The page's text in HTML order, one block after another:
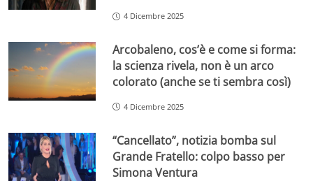
4 Dicembre 2025
Arcobaleno, cos’è e come si forma:
la scienza rivela, non è un arco
colorato (anche se ti sembra così)
4 Dicembre 2025
“Cancellato”, notizia bomba sul
Grande Fratello: colpo basso per
Simona Ventura